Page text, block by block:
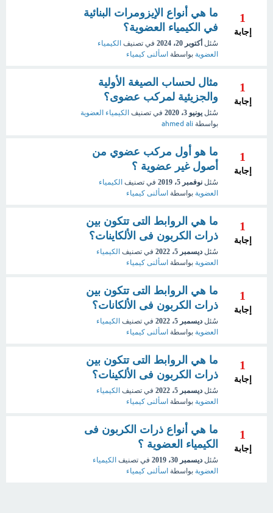
1
إجابة
ما هي أنواع الإيزومرات البنائية
في الكيمياء العضوية؟
سُئل أكتوبر 20، 2024 في تصنيف الكيمياء
العضوية بواسطة اسألنى كيمياء
1
إجابة
مثال لحساب الصيغة الأولية
والجزيئية لمركب عضوى؟
سُئل يونيو 3، 2020 في تصنيف الكيمياء العضوية
بواسطة ahmed ali
1
إجابة
ما هو أول مركب عضوي من
أصول غير عضوية ؟
سُئل نوفمبر 5، 2019 في تصنيف الكيمياء
العضوية بواسطة اسألنى كيمياء
1
إجابة
ما هي الروابط التى تتكون بين
ذرات الكربون فى الألكاينات؟
سُئل ديسمبر 5، 2022 في تصنيف الكيمياء
العضوية بواسطة اسألنى كيمياء
1
إجابة
ما هي الروابط التى تتكون بين
ذرات الكربون فى الألكانات؟
سُئل ديسمبر 5، 2022 في تصنيف الكيمياء
العضوية بواسطة اسألنى كيمياء
1
إجابة
ما هي الروابط التى تتكون بين
ذرات الكربون فى الألكينات؟
سُئل ديسمبر 5، 2022 في تصنيف الكيمياء
العضوية بواسطة اسألنى كيمياء
1
إجابة
ما هي أنواع ذرات الكربون فى
الكيمياء العضوية ؟
سُئل ديسمبر 30، 2019 في تصنيف الكيمياء
العضوية بواسطة اسألنى كيمياء